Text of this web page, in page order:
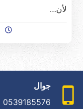
لأن…
جوال
0539185576